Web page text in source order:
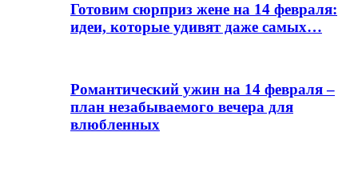
Готовим сюрприз жене на 14 февраля:
идеи, которые удивят даже самых…
Романтический ужин на 14 февраля –
план незабываемого вечера для
влюбленных